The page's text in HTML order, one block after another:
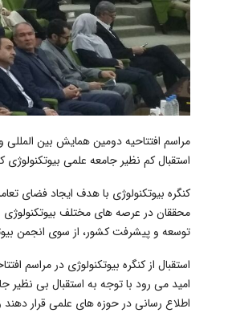
مراسم افتتاحیه دومین همایش بین
استقبال کم نظیر جامعه علمی
کنگره بیوتکنولوژی با هدف ایجاد فضای
محققان در عرصه های مختلف
توسعه و پیشرفت کشور، از سوی انجمن
استقبال از کنگره بیوتکنولوژی در مراسم
امید می رود با توجه به استقبال بی
اطلاع رسانی در حوزه های علمی قرار